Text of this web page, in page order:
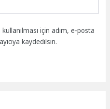
için adım, e-posta
kaydedilsin.